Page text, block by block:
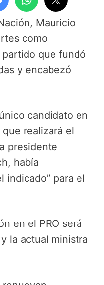
Mauricio
como
partido que fundó
y encabezó
candidato en
realizará el
presidente
había
indicado” para el
en el PRO será
la actual ministra